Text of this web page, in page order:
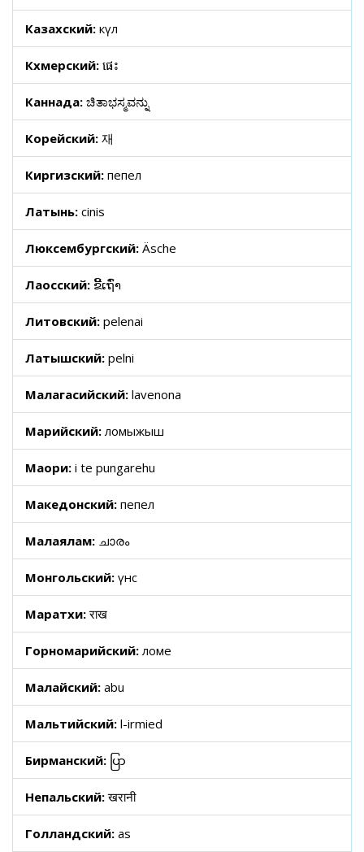
Казахский: күл
Кхмерский: ផេះ
Каннада: ಚಿತಾಭಸ್ಮವನ್ನು
Корейский: 재
Киргизский: пепел
Латынь: cinis
Люксембургский: Äsche
Лаосский: ຂີ້ເຖົ່າ
Литовский: pelenai
Латышский: pelni
Малагасийский: lavenona
Марийский:ломыжыш
Маори: i te pungarehu
Македонский: пепел
Малаялам: ചാരം
Монгольский: үнс
Маратхи:राख
Горномарийский:ломе
Малайский: abu
Мальтийский: l-irmied
Бирманский: ပြာ
Непальский:खरानी
Голландский: as